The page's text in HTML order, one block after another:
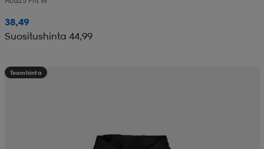
38,49
Suositushinta 44,99
Teamhinta